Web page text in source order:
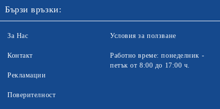
Бързи връзки:
За Нас
Контакт
Рекламации
Поверителност
Условия за ползване
Работно време: понеделник -
петък от 8:00 до 17:00 ч.